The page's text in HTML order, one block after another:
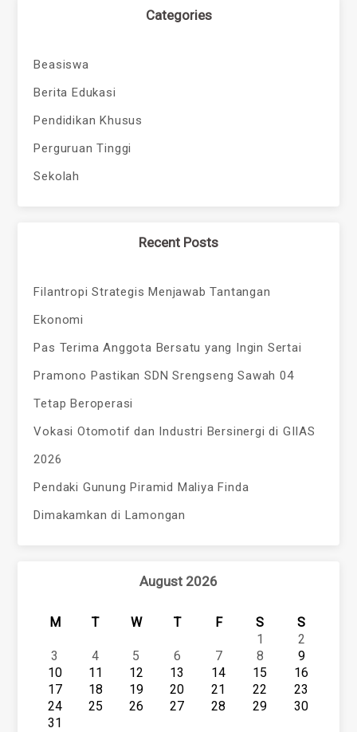
Categories
Beasiswa
Berita Edukasi
Pendidikan Khusus
Perguruan Tinggi
Sekolah
Recent Posts
Filantropi Strategis Menjawab Tantangan
Ekonomi
Pas Terima Anggota Bersatu yang Ingin Sertai
Pramono Pastikan SDN Srengseng Sawah 04
Tetap Beroperasi
Vokasi Otomotif dan Industri Bersinergi di GIIAS
2026
Pendaki Gunung Piramid Maliya Finda
Dimakamkan di Lamongan
August 2026
M T W T F S
S
1
2
3
4 5 6 7 8
9
10
11 12 13 14 15
16
17
18 19 20 21 22
23
24
25 26 27 28 29
30
31